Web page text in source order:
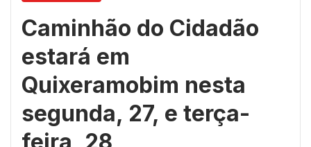
Caminhão do Cidadão
estará em
Quixeramobim nesta
segunda, 27, e terça-